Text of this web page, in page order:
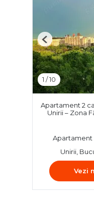
1 /10
Previous
Apartament 2
Unirii – Zona
Apartament
Unirii,
Vezi